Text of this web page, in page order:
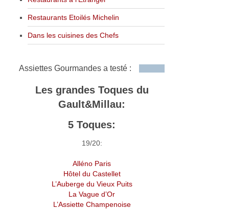
Restaurants Etoilés Michelin
Dans les cuisines des Chefs
Assiettes Gourmandes a testé :
Les grandes Toques du
Gault&Millau:
5 Toques:
19/20:
Alléno Paris
Hôtel du Castellet
L’Auberge du Vieux Puits
La Vague d’Or
L’Assiette Champenoise